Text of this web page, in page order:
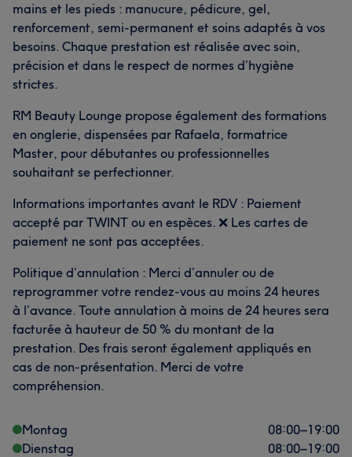
mains et les pieds : manucure, pédicure, gel,
renforcement, semi-permanent et soins adaptés à vos
besoins. Chaque prestation est réalisée avec soin,
précision et dans le respect de normes d’hygiène
strictes.
RM Beauty Lounge propose également des formations
en onglerie, dispensées par Rafaela, formatrice
Master, pour débutantes ou professionnelles
souhaitant se perfectionner.
Informations importantes avant le RDV : Paiement
accepté par TWINT ou en espèces. ❌ Les cartes de
paiement ne sont pas acceptées.
Politique d’annulation : Merci d’annuler ou de
reprogrammer votre rendez-vous au moins 24 heures
à l’avance. Toute annulation à moins de 24 heures sera
facturée à hauteur de 50 % du montant de la
prestation. Des frais seront également appliqués en
cas de non-présentation. Merci de votre
compréhension.
Montag 08:00–19:00
Dienstag
08:00–19:00